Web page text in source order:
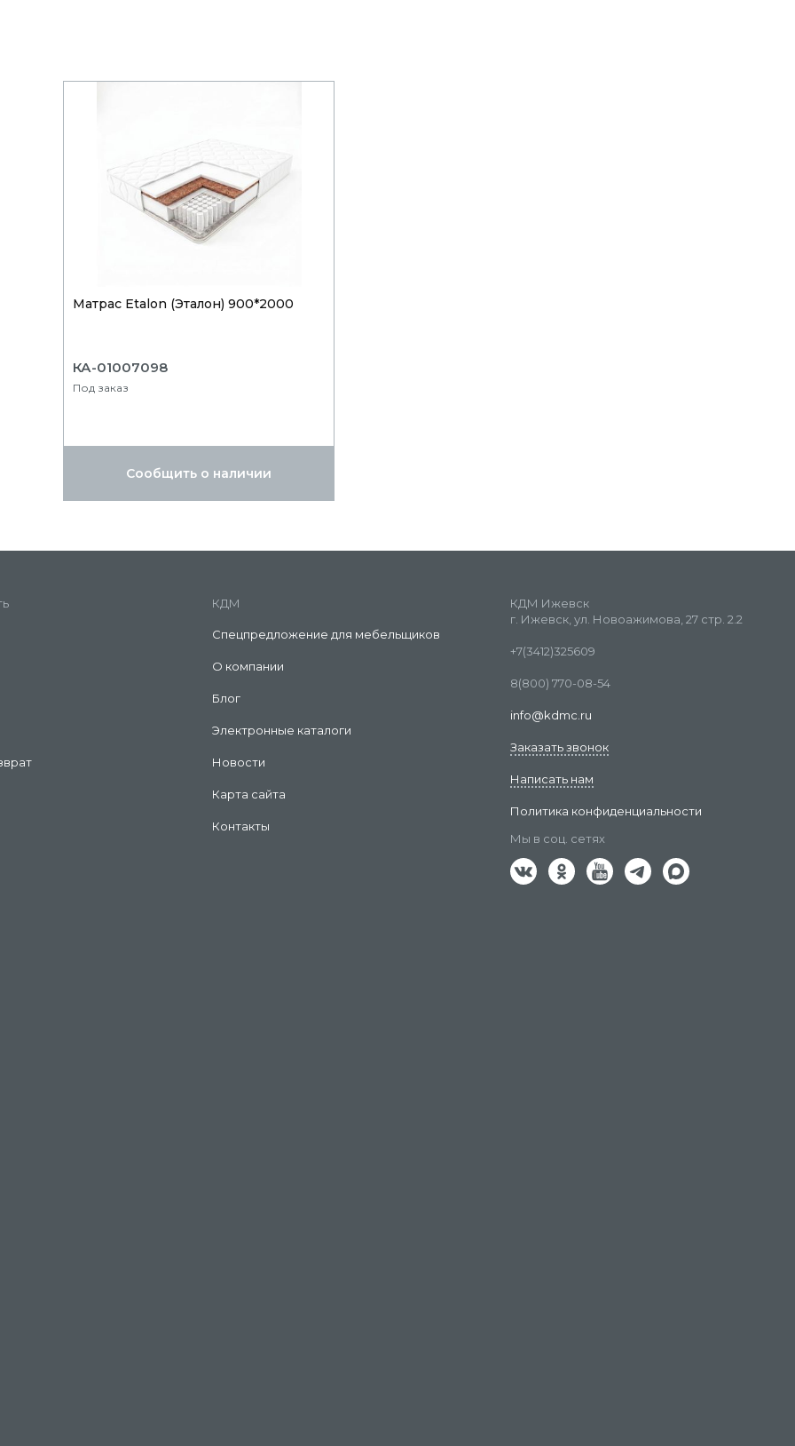
Матрас Etalon (Эталон) 900*2000
КА-01007098
Под заказ
Сообщить о наличии
КДМ
Спецпредложение для мебельщиков
О компании
Блог
Электронные каталоги
Новости
Карта сайта
Контакты
КДМ Ижевск
г. Ижевск, ул. Новоажимова, 27 стр. 2.2
+7(3412)325609
8(800) 770-08-54
info@kdmc.ru
Заказать звонок
Написать нам
Политика конфиденциальности
Мы в соц. сетях